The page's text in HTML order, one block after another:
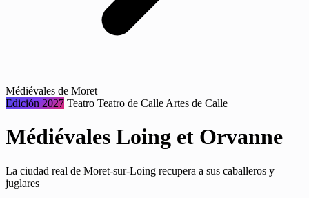
Médiévales de Moret
Edición 2027 Teatro Teatro de Calle Artes de Calle
Médiévales Loing et Orvanne
La ciudad real de Moret-sur-Loing recupera a sus caballeros y
juglares